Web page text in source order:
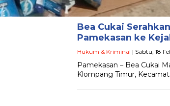
Bea Cukai
Pamekasan ke
Hukum & Kriminal | Sabtu, 18
Pamekasan – Bea Cukai
Klompang Timur,